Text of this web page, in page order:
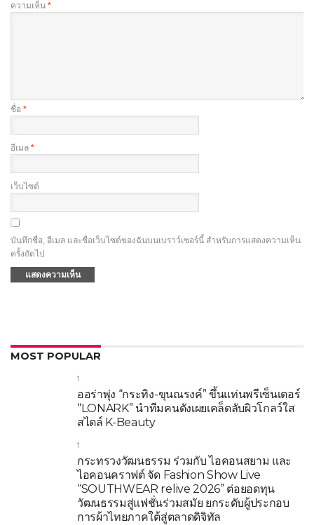
ความเห็น *
ชื่อ *
อีเมล *
เว็บไซต์
บันทึกชื่อ, อีเมล และชื่อเว็บไซต์ของฉันบนเบราว์เซอร์นี้ สำหรับการแสดงความเห็น
ครั้งถัดไป
MOST POPULAR
1
ออร่าพุ่ง “กระทิง-ขุนณรงค์” ขึ้นแท่นพรีเซ็นเตอร์
“LONARK” นำทีมคนดังเผยเคล็ดลับผิวโกลว์ใส
สไตล์ K-Beauty
1
กระทรวงวัฒนธรรม ร่วมกับ ไอคอนสยาม และ
ไอคอนคราฟต์ จัด Fashion Show Live
“SOUTHWEAR relive 2026” ต่อยอดทุน
วัฒนธรรมสู่แฟชั่นร่วมสมัย ยกระดับผู้ประกอบ
การผ้าไทยภาคใต้สู่ตลาดดิจิทัล